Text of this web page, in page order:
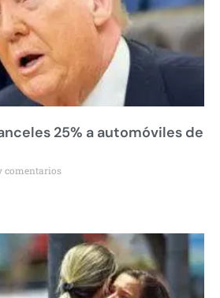
25% a automóviles de
comentarios